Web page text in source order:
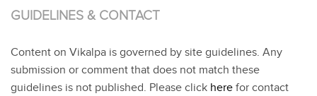
GUIDELINES & CONTACT
Content on Vikalpa is governed by site guidelines. Any
submission or comment that does not match these
guidelines is not published. Please click here for contact